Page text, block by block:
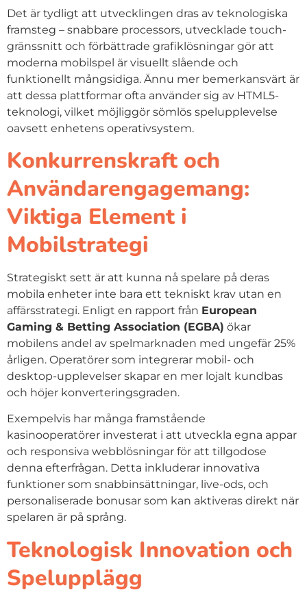
Det är tydligt att utvecklingen dras av teknologiska
framsteg – snabbare processors, utvecklade touch-
gränssnitt och förbättrade grafiklösningar gör att
moderna mobilspel är visuellt slående och
funktionellt mångsidiga. Ännu mer bemerkansvärt är
att dessa plattformar ofta använder sig av HTML5-
teknologi, vilket möjliggör sömlös spelupplevelse
oavsett enhetens operativsystem.
Konkurrenskraft och
Användarengagemang:
Viktiga Element i
Mobilstrategi
Strategiskt sett är att kunna nå spelare på deras
mobila enheter inte bara ett tekniskt krav utan en
affärsstrategi. Enligt en rapport från European
Gaming & Betting Association (EGBA) ökar
mobilens andel av spelmarknaden med ungefär 25%
årligen. Operatörer som integrerar mobil- och
desktop-upplevelser skapar en mer lojalt kundbas
och höjer konverteringsgraden.
Exempelvis har många framstående
kasinooperatörer investerat i att utveckla egna appar
och responsiva webblösningar för att tillgodose
denna efterfrågan. Detta inkluderar innovativa
funktioner som snabbinsättningar, live-ods, och
personaliserade bonusar som kan aktiveras direkt när
spelaren är på språng.
Teknologisk Innovation och
Spelupplägg